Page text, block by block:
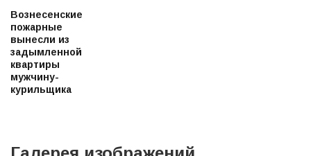
Вознесенские
пожарные
вынесли из
задымленной
квартиры
мужчину-
курильщика